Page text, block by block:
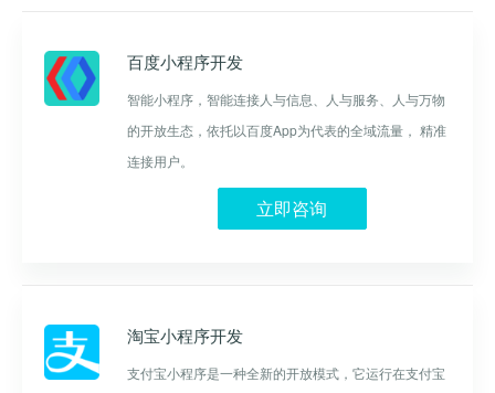
百度小程序开发
智能小程序，智能连接人与信息、人与服务、人与万物
的开放生态，依托以百度App为代表的全域流量， 精准
连接用户。
立即咨询
淘宝小程序开发
支付宝小程序是一种全新的开放模式，它运行在支付宝